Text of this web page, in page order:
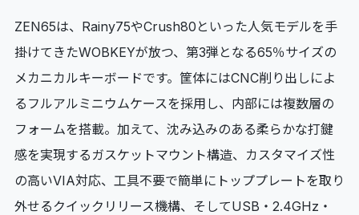
ZEN65は、Rainy75やCrush80といった人気モデルを手
掛けてきたWOBKEYが放つ、第3弾となる65％サイズの
メカニカルキーボードです。筐体にはCNC削り出しによ
るフルアルミニウムケースを採用し、内部には複数層の
フォームを搭載。加えて、沈み込みのある柔らかな打鍵
感を実現するガスケットマウント構造、カスタマイズ性
の高いVIA対応、工具不要で簡単にトッププレートを取り
外せるクイックリリース機構、そしてUSB・2.4GHz・